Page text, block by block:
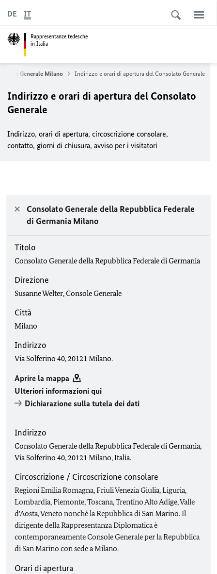
Rappresentanze tedesche
in Italia
DE IT
Generale Milano Indirizzo e orari di apertura del Consolato Generale
Indirizzo e orari di apertura del Consolato
Generale
Indirizzo, orari di apertura, circoscrizione consolare,
contatto, giorni di chiusura, avviso per i visitatori
Consolato Generale della Repubblica Federale
di Germania Milano
Titolo
Consolato Generale della Repubblica Federale di Germania
Direzione
Susanne Welter, Console Generale
Città
Milano
Indirizzo
Via Solferino 40, 20121 Milano.
Aprire la mappa
Ulteriori informazioni qui
Dichiarazione sulla tutela dei dati
Indirizzo
Consolato Generale della Repubblica Federale di Germania,
Via Solferino 40, 20121 Milano, Italia.
Circoscrizione / Circoscrizione consolare
Regioni Emilia Romagna, Friuli Venezia Giulia, Liguria,
Lombardia, Piemonte, Toscana, Trentino Alto Adige, Valle
d'Aosta, Veneto nonchè la Repubblica di San Marino. Il
dirigente della Rappresentanza Diplomatica è
contemporaneamente Console Generale per la Repubblica
di San Marino con sede a Milano.
Orari di apertura